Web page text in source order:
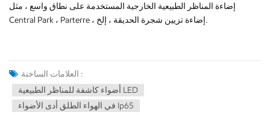
إضاءة المناظر الطبيعية الخارجية المستخدمة على نطاق واسع ، مثل
Central Park ، Parterre ، إضاءة تزيين شجرة الحديقة ، إلخ.
العلامات الساخنة :
أضواء كاشفة للمناظر الطبيعية LED
في الهواء الطلق أدى الأضواء Ip65